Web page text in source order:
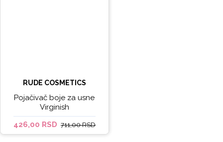
RUDE COSMETICS
Pojačivač boje za usne
Virginish
426,00 RSD 711,00 RSD